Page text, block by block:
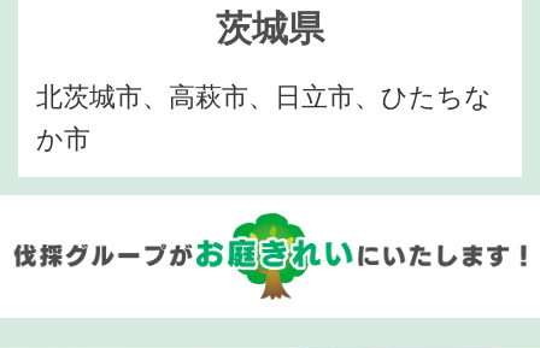
茨城県
北茨城市、高萩市、日立市、ひたちな
か市